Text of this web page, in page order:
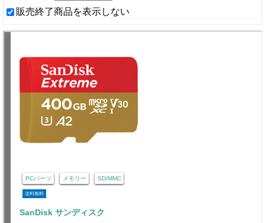
販売終了商品を表示しない
PCパーツ メモリー SD/MMC
送料無料
SanDisk サンディスク